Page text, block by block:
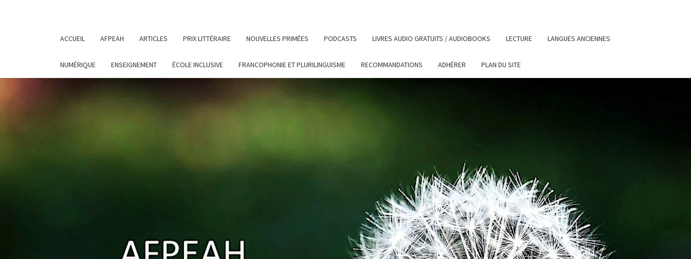
ACCUEIL AFPEAH ARTICLES PRIX LITTÉRAIRE NOUVELLES PRIMÉES PODCASTS LIVRES AUDIO GRATUITS / AUDIOBOOKS LECTURE LANGUES ANCIENNES
NUMÉRIQUE ENSEIGNEMENT ÉCOLE INCLUSIVE FRANCOPHONIE ET PLURILINGUISME RECOMMANDATIONS ADHÉRER PLAN DU SITE